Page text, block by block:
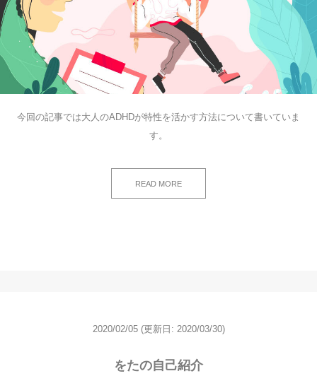
今回の記事では大人のADHDが特性を活かす方法について書いていま
す。
READ MORE
2020/02/05 (更新日: 2020/03/30)
をたの自己紹介